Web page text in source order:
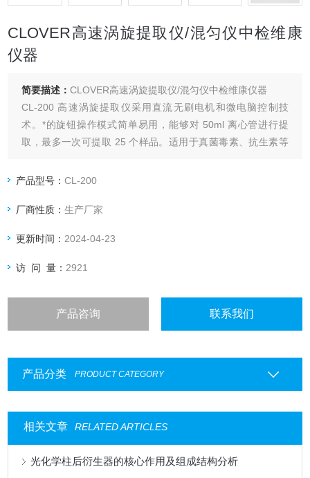
CLOVER高速涡旋提取仪/混匀仪中检维康
仪器
简要描述：CLOVER高速涡旋提取仪/混匀仪中检维康仪器
CL-200 高速涡旋提取仪采用直流无刷电机和微电脑控制技
术。*的旋钮操作模式简单易用，能够对 50ml 离心管进行提
取，最多一次可提取 25 个样品。适用于真菌毒素、抗生素等
产品型号：CL-200
厂商性质：生产厂家
更新时间： 2024-04-23
访 问 量： 2921
产品咨询 联系我们
产品分类 PRODUCT CATEGORY
相关文章 RELATED ARTICLES
光化学柱后衍生器的核心作用及组成结构分析